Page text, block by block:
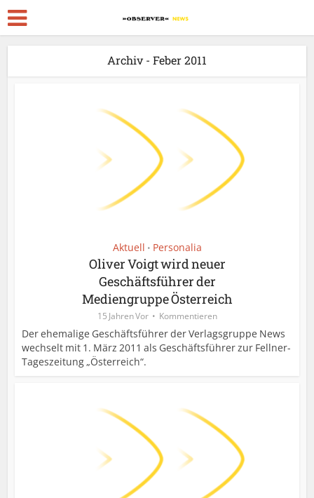
Archiv - Feber 2011
Aktuell • Personalia
Oliver Voigt wird neuer
Geschäftsführer der
Mediengruppe Österreich
15 Jahren Vor Kommentieren
Der ehemalige Geschäftsführer der Verlagsgruppe News
wechselt mit 1. März 2011 als Geschäftsführer zur Fellner-
Tageszeitung „Österreich“.